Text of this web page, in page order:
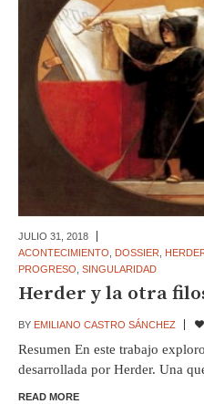
JULIO 31, 2018
ACONTECIMIENTO
DOSSIER
PROGRESO SINGULARIDAD
Herder y la otra
BY EMILIANO CASTRO SÁNCHEZ
Resumen En este trabajo
desarrollada por Herder. Una
READ MORE